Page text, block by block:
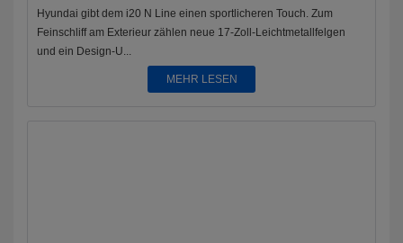
Hyundai gibt dem i20 N Line einen sportlicheren Touch. Zum
Feinschliff am Exterieur zählen neue 17-Zoll-Leichtmetallfelgen
und ein Design-U...
MEHR LESEN